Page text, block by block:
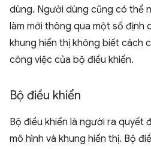
dùng. Người dùng cũng có thể
làm mới thông qua một số định
khung hiển thị không biết cách
công việc của bộ điều khiển.
Bộ điều khiển
Bộ điều khiển là người ra quyết
mô hình và khung hiển thị. Bộ